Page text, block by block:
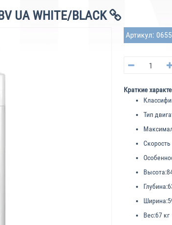
UA WHITE/BLACK
Артикул:
Краткие
Тип
Высота:
Глубина:
Ширина:
Вес:67 кг